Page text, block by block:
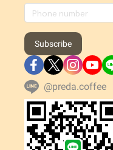
Subscribe
@preda.coffee